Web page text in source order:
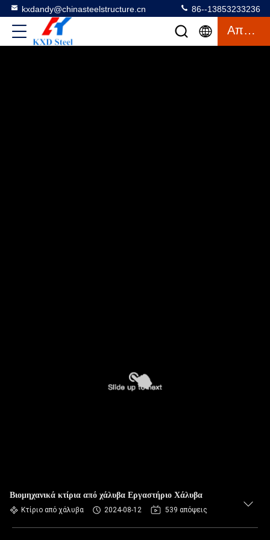
kxdandy@chinasteelstructure.cn 86--13853233236
Απόσπασμα
Βιομηχανικά κτίρια από χάλυβα Εργαστήριο Χάλυβα
Κτίριο από χάλυβα 2024-08-12 539 απόψεις